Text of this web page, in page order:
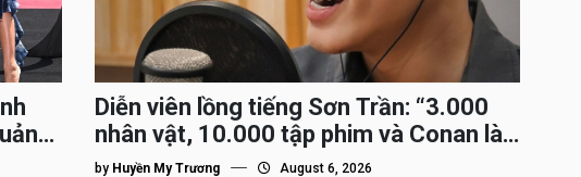
Diễn viên lồng tiếng Sơn Trần: “3.000
nhân vật, 10.000 tập phim và Conan là
nhân vật gắn bó lâu nhất”
by Huyền My Trương August 6, 2026